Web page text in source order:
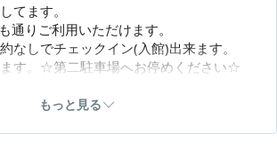
てます。
りご利用いただけます。
なしでチェックイン(入館)出来ます。
す。☆第二駐車場へお停めください☆
もっと見る